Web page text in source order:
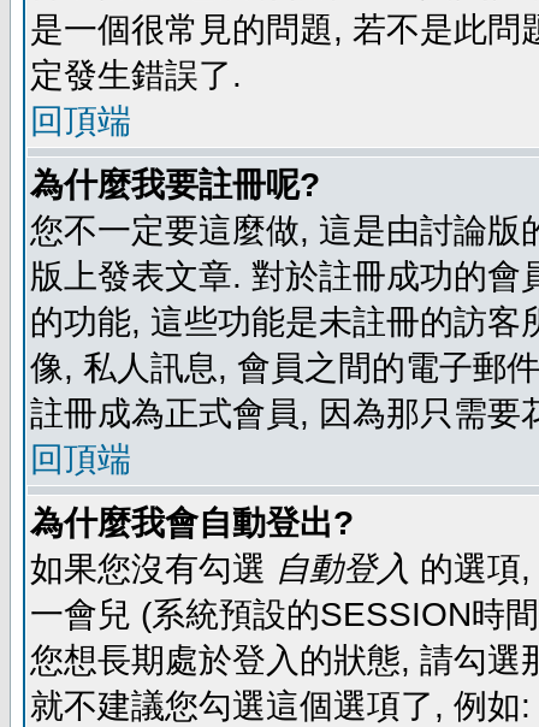
是一個很常見的問題, 若不是此
定發生錯誤了.
回頂端
為什麼我要註冊呢?
您不一定要這麼做, 這是由討論
版上發表文章. 對於註冊成功的
的功能, 這些功能是未註冊的訪
像, 私人訊息, 會員之間的電子郵
註冊成為正式會員, 因為那只需要
回頂端
為什麼我會自動登出?
如果您沒有勾選 自動登入 的選項
一會兒 (系統預設的SESSION時
您想長期處於登入的狀態, 請勾
就不建議您勾選這個選項了, 例